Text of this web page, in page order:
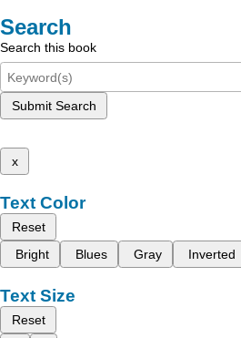
Search
Search this book
Submit Search
x
Text Color
Reset
Bright
Blues Gray Inverted
Text Size
Reset